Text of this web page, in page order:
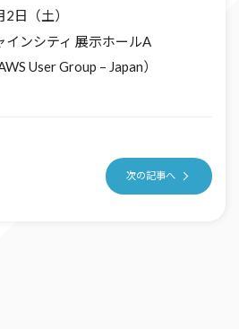
日（土）
インシティ 展示ホールA
User Group – Japan）
次の記事へ